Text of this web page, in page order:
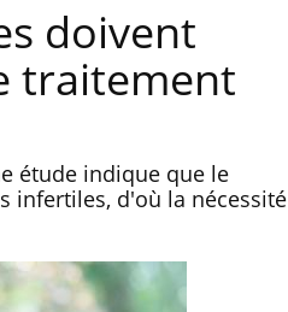
doivent
traitement
étude indique que le
infertiles, d'où la nécessité